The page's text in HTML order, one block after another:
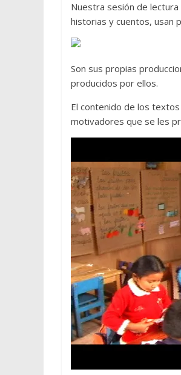
Nuestra sesión de
historias y cuentos, usan
Son sus propias
producidos por ellos.
El contenido de los
motivadores que se les